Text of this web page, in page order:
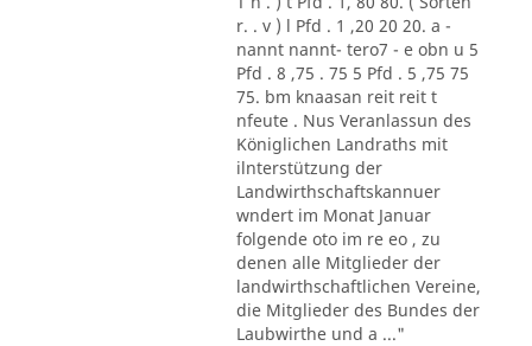
r. . v ) l Pfd . 1 ,20 20 20. a -
nannt nannt- tero7 - e obn u 5
Pfd . 8 ,75 . 75 5 Pfd . 5 ,75 75
75. bm knaasan reit reit t
nfeute . Nus Veranlassun des
Königlichen Landraths mit
ilnterstützung der
Landwirthschaftskannuer
wndert im Monat Januar
folgende oto im re eo , zu
denen alle Mitglieder der
landwirthschaftlichen Vereine,
die Mitglieder des Bundes der
Laubwirthe und a ..."